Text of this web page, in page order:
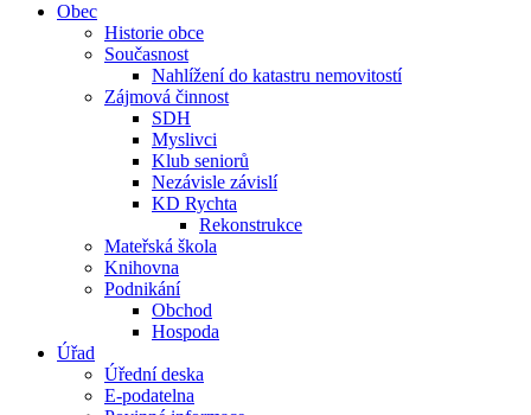
Obec
Historie obce
Současnost
Nahlížení do katastru nemovitostí
Zájmová činnost
SDH
Myslivci
Klub seniorů
Nezávisle závislí
KD Rychta
Rekonstrukce
Mateřská škola
Knihovna
Podnikání
Obchod
Hospoda
Úřad
Úřední deska
E-podatelna